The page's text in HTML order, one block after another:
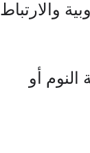
والارتباط
أو